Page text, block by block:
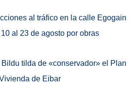
al tráfico en la calle Egogain
al 23 de agosto por obras
Bildu tilda de «conservador» el Plan
de Eibar